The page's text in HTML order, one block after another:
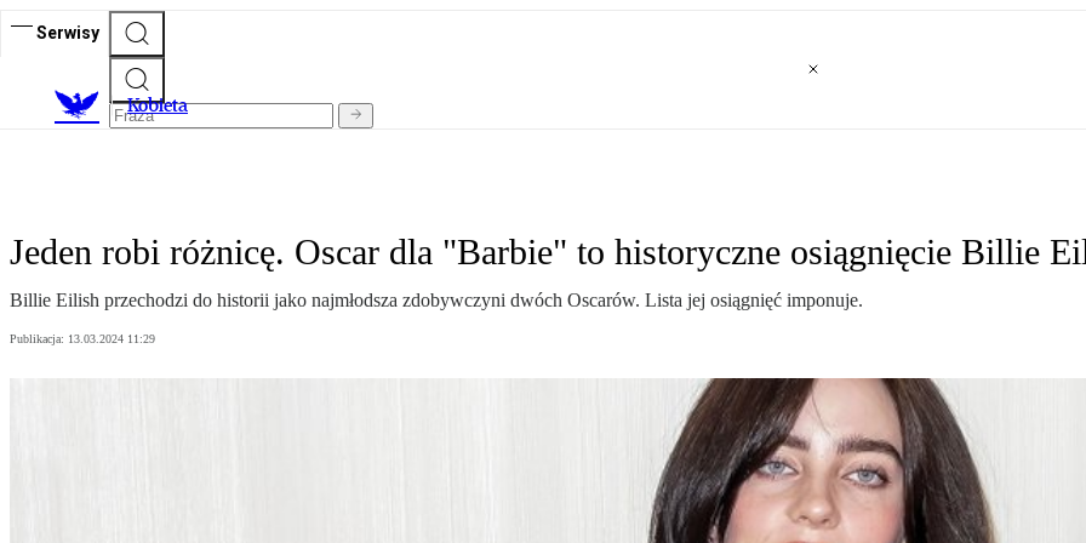
Serwisy
Kobieta
Jeden robi różnicę. Oscar dla "Barbie" to historyczne osiągnięcie Billie
Billie Eilish przechodzi do historii jako najmłodsza zdobywczyni dwóch Oscarów. Lista jej osiągnięć imponuje.
Publikacja: 13.03.2024 11:29